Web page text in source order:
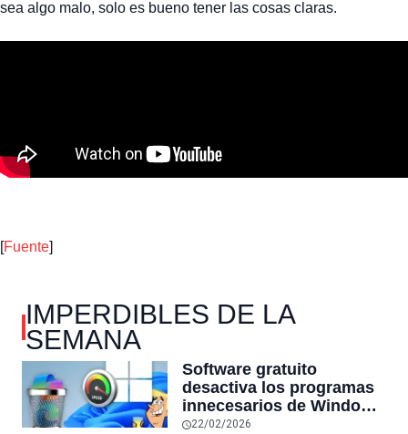
sea algo malo, solo es bueno tener las cosas claras.
[Fuente]
IMPERDIBLES DE LA
SEMANA
Software gratuito
desactiva los programas
innecesarios de Windows
11 y optimiza el PC,
22/02/2026